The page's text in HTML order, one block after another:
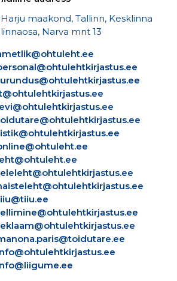
Harju maakond, Tallinn, Kesklinna
linnaosa, Narva mnt 13